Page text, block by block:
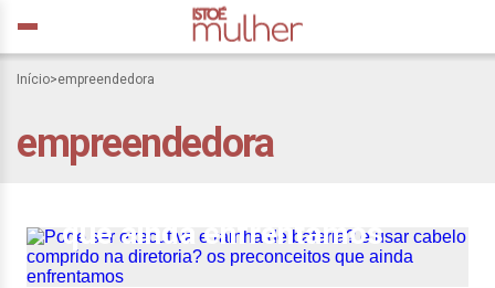
Início>empreendedora
empreendedora
Pode ser executiva e
rainha de bateria? e usar
cabelo comprido na
que ainda enfrentamos